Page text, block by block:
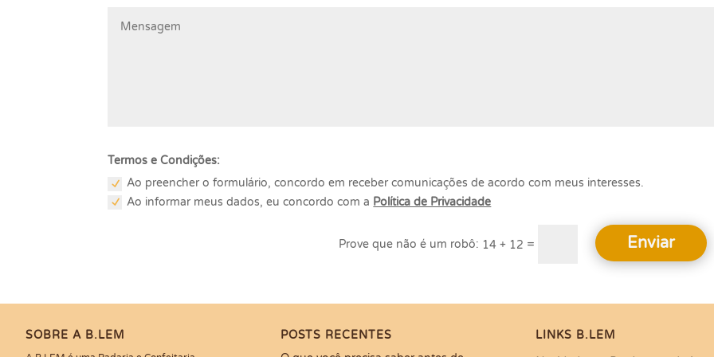
Termos e Condições:
Ao preencher o formulário, concordo em receber comunicações de acordo com meus interesses.
Ao informar meus dados, eu concordo com a Política de Privacidade
14 + 12 = Enviar
SOBRE A B.LEM
POSTS RECENTES
LINKS B.LEM